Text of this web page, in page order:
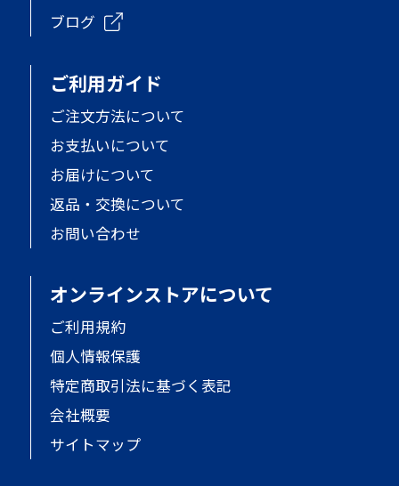
ブログ
ご利用ガイド
ご注文方法について
お支払いについて
お届けについて
返品・交換について
お問い合わせ
オンラインストアについて
ご利用規約
個人情報保護
特定商取引法に基づく表記
会社概要
サイトマップ